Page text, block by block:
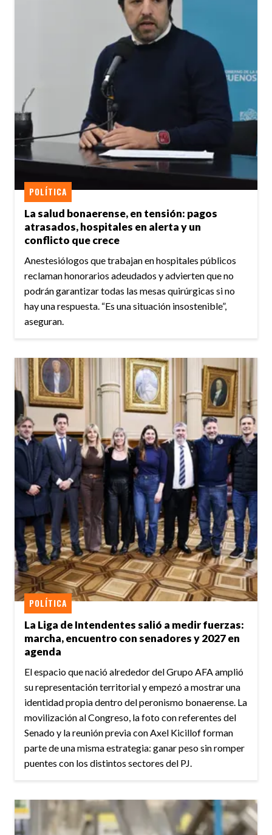
La salud bonaerense, en tensión: pagos
atrasados, hospitales en alerta y un
conflicto que crece
POLÍTICA
Anestesiólogos que trabajan en hospitales públicos
reclaman honorarios adeudados y advierten que no
podrán garantizar todas las mesas quirúrgicas si no
hay una respuesta. “Es una situación insostenible”,
aseguran.
La Liga de Intendentes salió a medir fuerzas:
marcha, encuentro con senadores y 2027 en
agenda
POLÍTICA
El espacio que nació alrededor del Grupo AFA amplió
su representación territorial y empezó a mostrar una
identidad propia dentro del peronismo bonaerense. La
movilización al Congreso, la foto con referentes del
Senado y la reunión previa con Axel Kicillof forman
parte de una misma estrategia: ganar peso sin romper
puentes con los distintos sectores del PJ.